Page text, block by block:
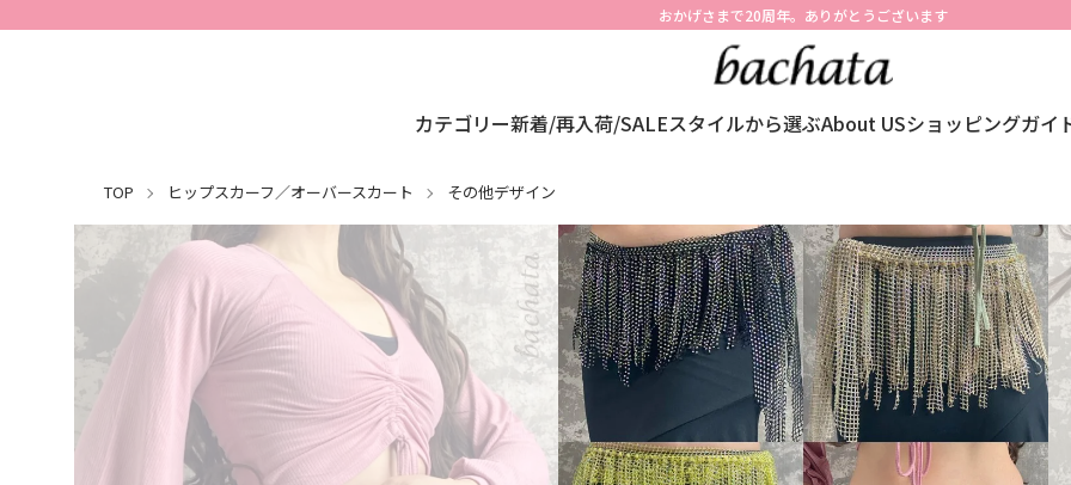
おかげさまで20周年。ありがとうございます
カテゴリー新着/再入荷/SALEスタイルから選ぶAbout USショッピングガイ
TOP ヒップスカーフ／オーバースカート その他デザイン